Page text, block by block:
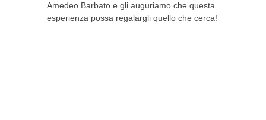
Amedeo Barbato e gli auguriamo che questa
esperienza possa regalargli quello che cerca!